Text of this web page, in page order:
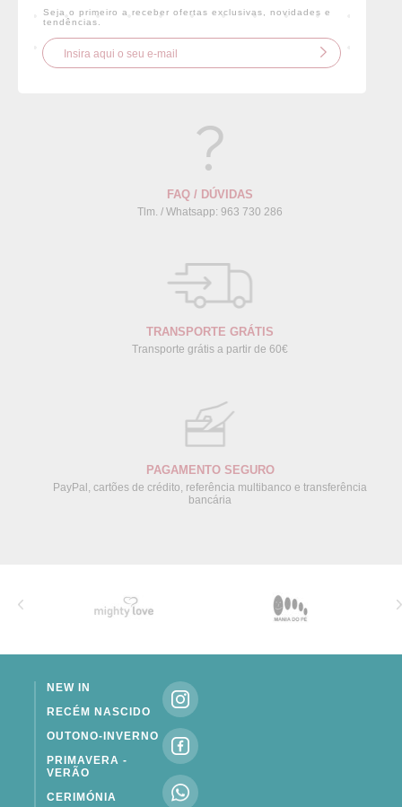
Seja o primeiro a receber ofertas exclusivas, novidades e
tendências.
FAQ / DÚVIDAS
Tlm. / Whatsapp: 963 730 286
TRANSPORTE GRÁTIS
Transporte grátis a partir de 60€
PAGAMENTO SEGURO
PayPal, cartões de crédito, referência multibanco e transferência
bancária
NEW IN
RECÉM NASCIDO
OUTONO-INVERNO
PRIMAVERA -
VERÃO
CERIMÓNIA